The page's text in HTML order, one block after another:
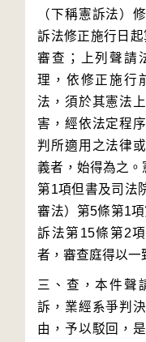
（下稱憲訴法）
訴法修正施行日
審查；上列聲請
理，依修正施行
法，須於其憲法
害，經依法定程
判所適用之法律
義者，始得為之
第1項但書及司法
審法）第5條第1
訴法第15條第2
三、查，本件聲
訴，業經系爭判
由，予以駁回，